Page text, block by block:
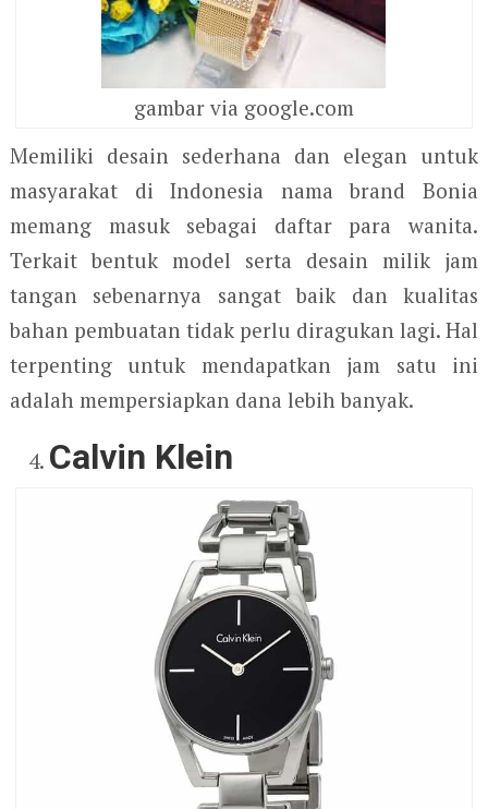
gambar via google.com
Memiliki desain sederhana dan elegan untuk
masyarakat di Indonesia nama brand Bonia
memang masuk sebagai daftar para wanita.
Terkait bentuk model serta desain milik jam
tangan sebenarnya sangat baik dan kualitas
bahan pembuatan tidak perlu diragukan lagi. Hal
terpenting untuk mendapatkan jam satu ini
adalah mempersiapkan dana lebih banyak.
Calvin Klein